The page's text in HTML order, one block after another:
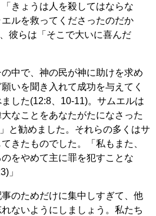
きょうは人を殺してはならな
ルを救ってくださったのだか
彼らは「そこで大いに喜んだ
中で、神の民が神に助けを求め
いを聞き入れて成功を与えてく
した(12:8、10-11)。サムエルは
なことをあなたがたになさった
と勧めました。それらの多くはサ
きたものでした。「私もまた、
をやめて主に罪を犯すことな
」
のためだけに集中しすぎて、他
ないようにしましょう。私たち